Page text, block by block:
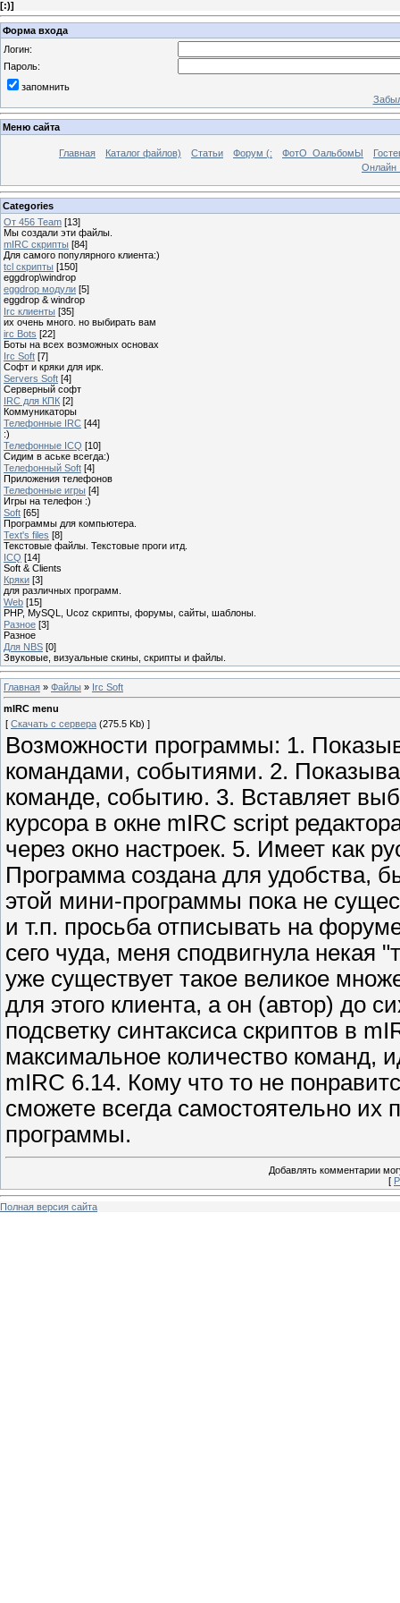
[:)]
Форма входа
Логин:
Пароль:
запомнить
Меню сайта
Главная Каталог файлов) Статьи Форум (: ФотО_ОальбомЫ
Онлайн
Categories
От 456 Team [13]
Мы создали эти файлы.
mIRC скрипты [84]
Для самого популярного клиента:)
tcl скрипты [150]
eggdrop\windrop
eggdrop модули [5]
eggdrop & windrop
Irc клиенты [35]
их очень много. но выбирать вам
irc Bots [22]
Боты на всех возможных основах
Irc Soft [7]
Софт и кряки для ирк.
Servers Soft [4]
Серверный софт
IRC для КПК [2]
Коммуникаторы
Телефонные IRC [44]
:)
Телефонные ICQ [10]
Сидим в аське всегда:)
Телефонный Soft [4]
Приложения телефонов
Телефонные игры [4]
Игры на телефон :)
Soft [65]
Программы для компьютера.
Text's files [8]
Текстовые файлы. Текстовые проги итд.
ICQ [14]
Soft & Clients
Кряки [3]
для различных программ.
Web [15]
PHP, MySQL, Ucoz скрипты, форумы, сайты, шаблоны.
Разное [3]
Разное
Для NBS [0]
Звуковые, визуальные скины, скрипты и файлы.
Главная » Файлы » Irc Soft
mIRC menu
[ Скачать с сервера (275.5 Kb) ]
Возможности программы: 1.
командами, событиями. 2.
команде, событию. 3. Вставляет
курсора в окне mIRC script
через окно настроек. 5. Имеет как
Программа создана для удобства,
этой мини-программы пока не
и т.п. просьба отписывать на
сего чуда, меня сподвигнула некая
уже существует такое великое
для этого клиента, а он (автор) до
подсветку синтаксиса скриптов в
максимальное количество команд,
mIRC 6.14. Кому что то не
сможете всегда самостоятельно их
программы.
Добавлять комментарии
[
Полная версия сайта